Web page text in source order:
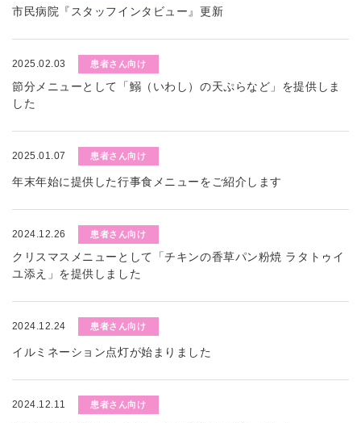
市民病院『スタッフインタビュー』更新
2025.02.03 患者さん向け
節分メニューとして「鰯（いわし）の天ぷらなど」を提供しま
した
2025.01.07 患者さん向け
年末年始に提供した行事食メニューをご紹介します
2024.12.26 患者さん向け
クリスマスメニューとして「チキンの香草パン粉焼 ラタトゥイ
ユ添え」を提供しました
2024.12.24 患者さん向け
イルミネーション点灯が始まりました
2024.12.11 患者さん向け